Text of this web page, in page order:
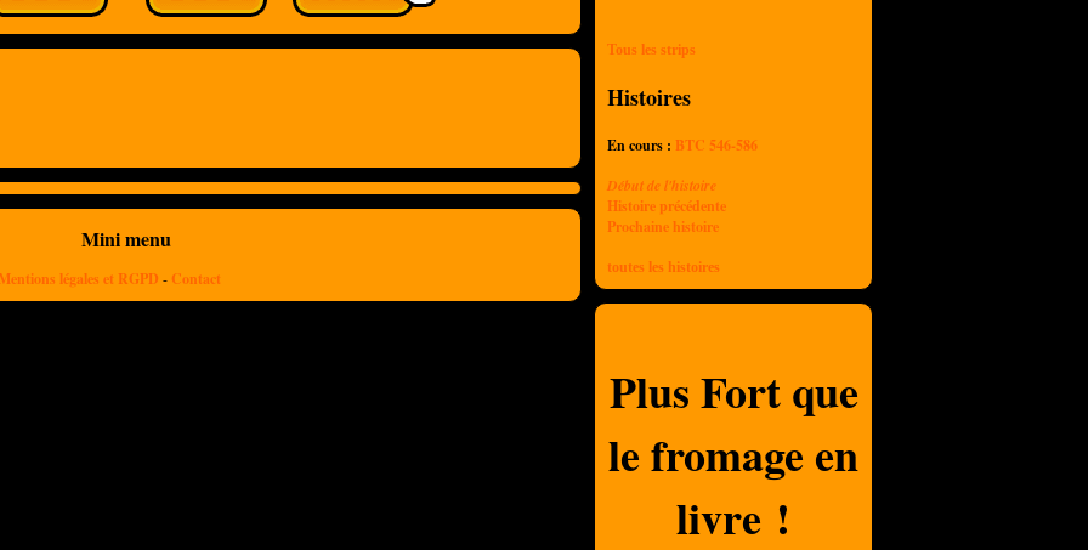
Mini menu
Mentions légales et RGPD - Contact
Tous les strips
Histoires
En cours : BTC 546-586
Début de l'histoire
Histoire précédente
Prochaine histoire
toutes les histoires
Plus Fort que
le fromage en
livre !